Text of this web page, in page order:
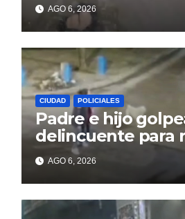
AGO 6, 2026
CIUDAD POLICIALES
Padre e hijo
delincuente para
un celular robado
AGO 6, 2026